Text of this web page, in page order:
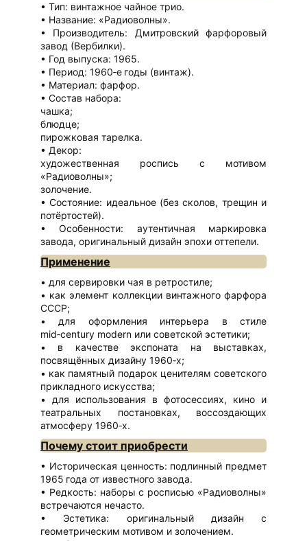
Тип: винтажное чайное трио.
Название: «Радиоволны».
Производитель: Дмитровский фарфоровый
завод (Вербилки).
Год выпуска: 1965.
Период: 1960‑е годы (винтаж).
Материал: фарфор.
Состав набора:
чашка;
блюдце;
пирожковая тарелка.
Декор:
художественная роспись с мотивом
«Радиоволны»;
золочение.
Состояние: идеальное (без сколов, трещин и
потёртостей).
Особенности: аутентичная маркировка
завода, оригинальный дизайн эпохи оттепели.
Применение
для сервировки чая в ретростиле;
как элемент коллекции винтажного фарфора
СССР;
для оформления интерьера в стиле
mid‑century modern или советской эстетики;
в качестве экспоната на выставках,
посвящённых дизайну 1960‑х;
как памятный подарок ценителям советского
прикладного искусства;
для использования в фотосессиях, кино и
театральных постановках, воссоздающих
атмосферу 1960‑х.
Почему стоит приобрести
Историческая ценность: подлинный предмет
1965 года от известного завода.
Редкость: наборы с росписью «Радиоволны»
встречаются нечасто.
Эстетика: оригинальный дизайн с
геометрическим мотивом и золочением.